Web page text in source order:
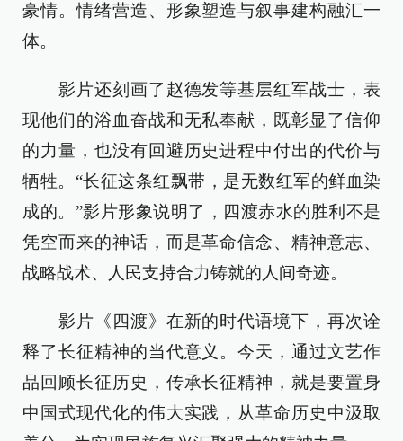
豪情。情绪营造、形象塑造与叙事建构融汇一
体。
影片还刻画了赵德发等基层红军战士，表
现他们的浴血奋战和无私奉献，既彰显了信仰
的力量，也没有回避历史进程中付出的代价与
牺牲。“长征这条红飘带，是无数红军的鲜血染
成的。”影片形象说明了，四渡赤水的胜利不是
凭空而来的神话，而是革命信念、精神意志、
战略战术、人民支持合力铸就的人间奇迹。
影片《四渡》在新的时代语境下，再次诠
释了长征精神的当代意义。今天，通过文艺作
品回顾长征历史，传承长征精神，就是要置身
中国式现代化的伟大实践，从革命历史中汲取